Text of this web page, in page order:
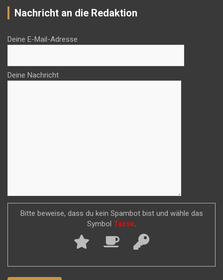
Nachricht an die Redaktion
Deine E-Mail-Adresse
Deine Nachricht
Bitte beweise, dass du kein Spambot bist und wähle das
Symbol Tasse.